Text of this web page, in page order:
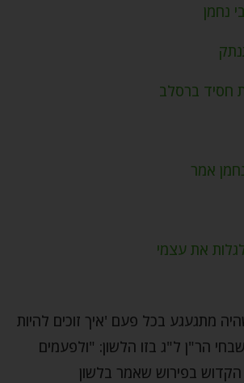
נחמן
חסיד ברסלב
אמר
את עצמי
מתגעגע בכל פעם 'איך זוכים להיות
הר"ן ל"ג בזו הלשון: "ולפעמים
הקדוש בפירוש שאמר בלשון